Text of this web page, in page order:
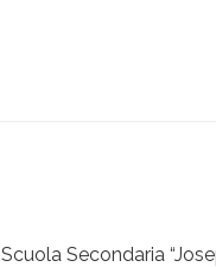
Scuola Secondaria